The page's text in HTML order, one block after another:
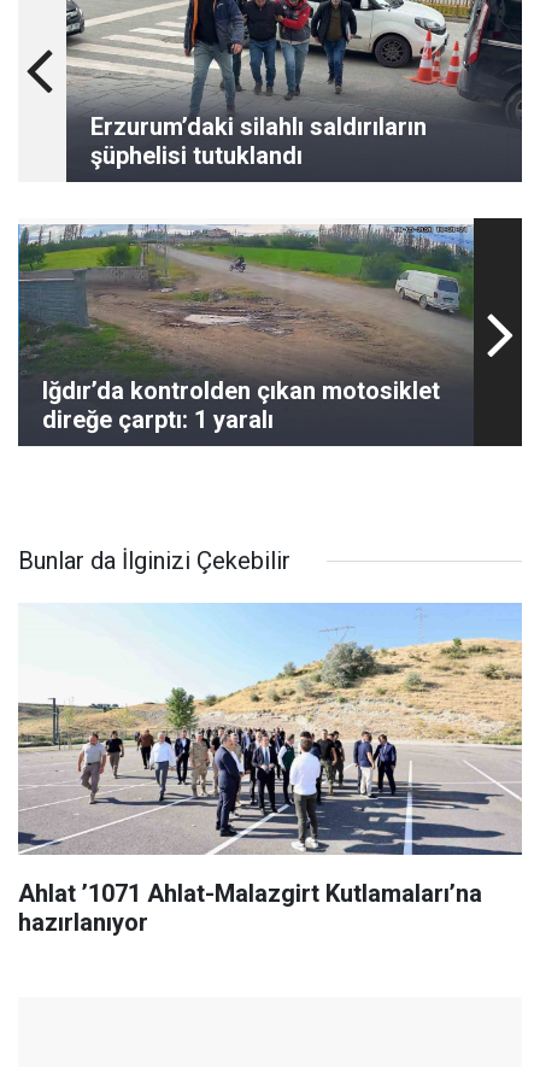
Erzurum’daki silahlı saldırıların
şüphelisi tutuklandı
Iğdır’da kontrolden çıkan motosiklet
direğe çarptı: 1 yaralı
Bunlar da İlginizi Çekebilir
Ahlat ’1071 Ahlat-Malazgirt Kutlamaları’na
hazırlanıyor